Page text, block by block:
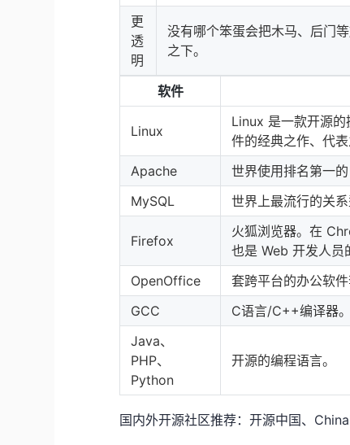
更
透
明
没有哪个笨蛋会把木马、后门
之下。
软件
Linux
Linux 是一款开源
件的经典之作、代表
Apache
世界使用排名第一
MySQL
世界上最流行的关
Firefox
火狐浏览器。在
也是 Web 开发人员
OpenOffice
套跨平台的办公软
GCC
C语言/C++编译器。
Java、
PHP、
Python
开源的编程语言。
国内外开源社区推荐：开源中国、